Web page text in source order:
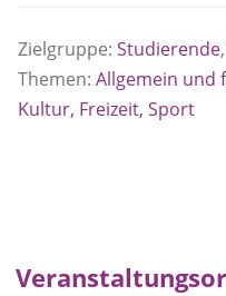
Zielgruppe: Studierende,
Themen: Allgemein und
Kultur, Freizeit, Sport